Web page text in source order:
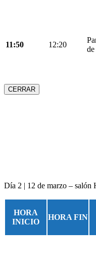
11:50 12:20
de
CERRAR
Día 2 | 12 de marzo – salón
HORA
INICIO
HORA FIN